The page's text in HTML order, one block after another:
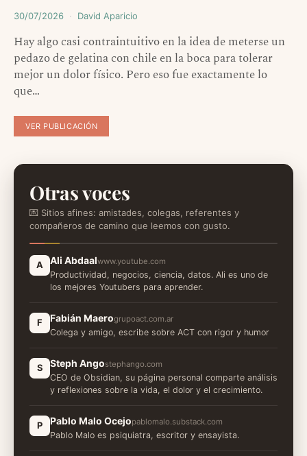
30/07/2026 David Aparicio
Hay algo casi contraintuitivo en la idea de meterse un
pedazo de gelatina con chile en la boca para tolerar
mejor un dolor físico. Pero eso fue exactamente lo
que…
VER PUBLICACIÓN
Otras voces
💌 Sitios afines: amistades, colegas, referentes y
compañeros de camino que leemos con gusto.
A Ali Abdaalwww.youtube.com
Productividad, negocios, ciencia, datos. Ali es uno de
los mejores Youtubers para aprender.
F Fabián Maerogrupoact.com.ar
Colega y amigo, escribe sobre ACT con rigor y humor
S Steph Angostephango.com
CEO de Obsidian, su página personal comparte análisis
y reflexiones sobre la vida, el dolor y el crecimiento.
P Pablo Malo Ocejopablomalo.substack.com
Pablo Malo es psiquiatra, escritor y ensayista.